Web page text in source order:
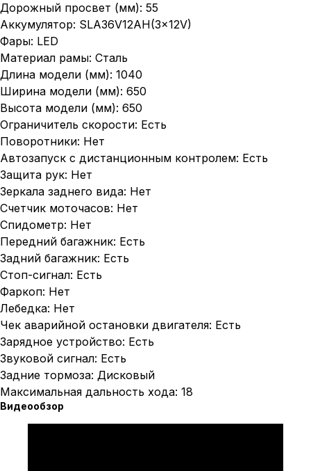
Дорожный просвет (мм): 55
Аккумулятор: SLA36V12AH(3×12V)
Фары: LED
Материал рамы: Сталь
Длина модели (мм): 1040
Ширина модели (мм): 650
Высота модели (мм): 650
Ограничитель скорости: Есть
Поворотники: Нет
Автозапуск с дистанционным контролем: Есть
Защита рук: Нет
Зеркала заднего вида: Нет
Счетчик моточасов: Нет
Спидометр: Нет
Передний багажник: Есть
Задний багажник: Есть
Стоп-сигнал: Есть
Фаркоп: Нет
Лебедка: Нет
Чек аварийной остановки двигателя: Есть
Зарядное устройство: Есть
Звуковой сигнал: Есть
Задние тормоза: Дисковый
Максимальная дальность хода: 18
Видеообзор